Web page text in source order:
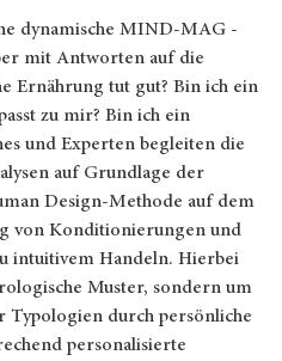
dynamische MIND-MAG -
mit Antworten auf die
Ernährung tut gut? Bin ich ein
zu mir? Bin ich ein
und Experten begleiten die
auf Grundlage der
Design-Methode auf dem
von Konditionierungen und
intuitivem Handeln. Hierbei
Muster, sondern um
Typologien durch persönliche
personalisierte